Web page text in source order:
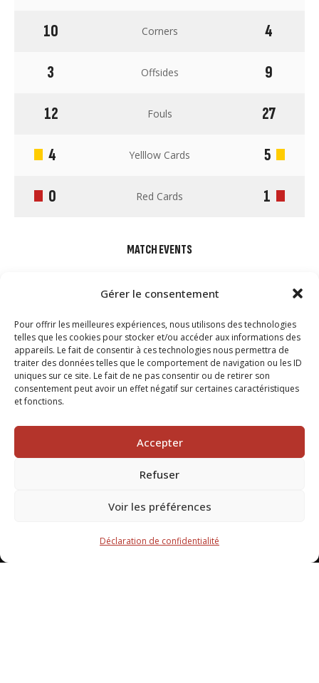
Gérer le consentement
Pour offrir les meilleures expériences, nous utilisons des technologies
telles que les cookies pour stocker et/ou accéder aux informations des
appareils. Le fait de consentir à ces technologies nous permettra de
traiter des données telles que le comportement de navigation ou les ID
uniques sur ce site. Le fait de ne pas consentir ou de retirer son
consentement peut avoir un effet négatif sur certaines caractéristiques
et fonctions.
Accepter
Refuser
Voir les préférences
Déclaration de confidentialité
MATCH EVENTS
10
Corners
4
3
Offsides
9
12
Fouls
27
4
Yelllow Cards
5
0
Red Cards 1